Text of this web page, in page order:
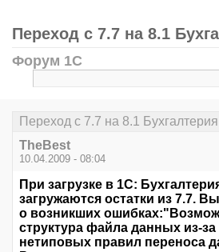
Переход с 7.7 на 8.1
Форум 1С
Переход с 7.7 на 8.1 Бухгалтерия
TheBest
10.04.2009 - 08:04
При загрузке в 1С:
загружаются остатки из 7.7.
о возникших
структура файла данных из-
нетиповых правил переноса